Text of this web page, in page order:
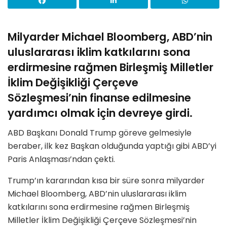
Milyarder Michael Bloomberg, ABD’nin
uluslararası iklim katkılarını sona
erdirmesine rağmen Birleşmiş Milletler
İklim Değişikliği Çerçeve
Sözleşmesi’nin finanse edilmesine
yardımcı olmak için devreye girdi.
ABD Başkanı Donald Trump göreve gelmesiyle
beraber, ilk kez Başkan olduğunda yaptığı gibi ABD’yi
Paris Anlaşması’ndan çekti.
Trump’ın kararından kısa bir süre sonra milyarder
Michael Bloomberg, ABD’nin uluslararası iklim
katkılarını sona erdirmesine rağmen Birleşmiş
Milletler İklim Değişikliği Çerçeve Sözleşmesi’nin